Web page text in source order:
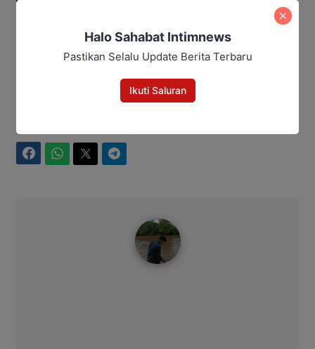
Pascasarjana UPR Digelar Pekan
Ini
polres kotim
Halo Sahabat Intimnews
Pastikan Selalu Update Berita Terbaru
Ikuti Saluran